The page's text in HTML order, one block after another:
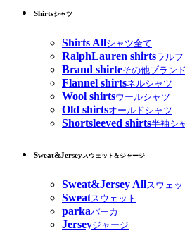
Shirtsシャツ
Shirts Allシャツ全て
RalphLauren shirtsラル
Brand shirteその他ブラン
Flannel shirtsネルシャツ
Wool shirtsウールシャツ
Old shirtsオールドシャツ
Shortsleeved shirts半袖シ
Sweat&Jerseyスウェット&ジャージ
Sweat&Jersey Allスウェ
Sweatスウェット
parkaパーカ
Jerseyジャージ